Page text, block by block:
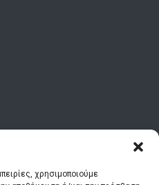
χρησιμοποιούμε